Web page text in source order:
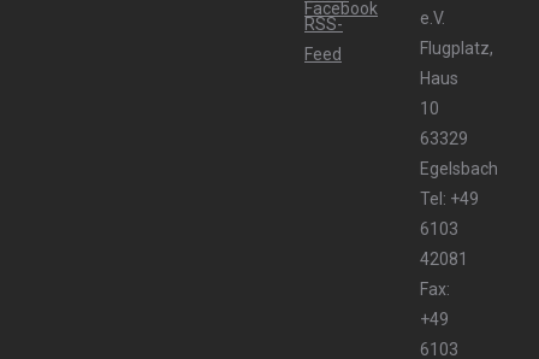
e.V.
Flugplatz,
Haus
10
63329
Egelsbach
Tel: +49
6103
42081
Fax:
+49
6103